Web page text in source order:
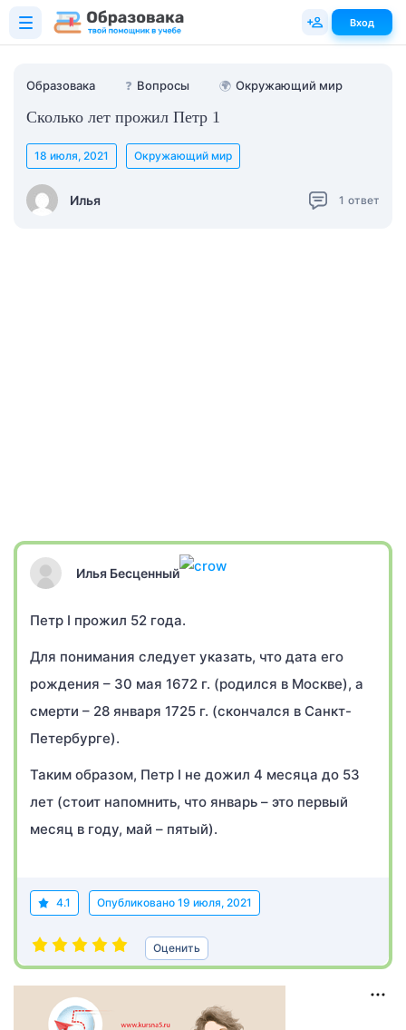
Образовака ❓ Вопросы 🌍 Окружающий мир
Сколько лет прожил Петр 1
Илья
18 июля, 2021 Окружающий мир
1 ответ
Илья Бесценный
Петр I прожил 52 года.
Для понимания следует указать, что дата его
рождения – 30 мая 1672 г. (родился в Москве), а
смерти – 28 января 1725 г. (скончался в Санкт-
Петербурге).
Таким образом, Петр I не дожил 4 месяца до 53
лет (стоит напомнить, что январь – это первый
месяц в году, май – пятый).
4.1 Опубликовано 19 июля, 2021
Оценить
Вход